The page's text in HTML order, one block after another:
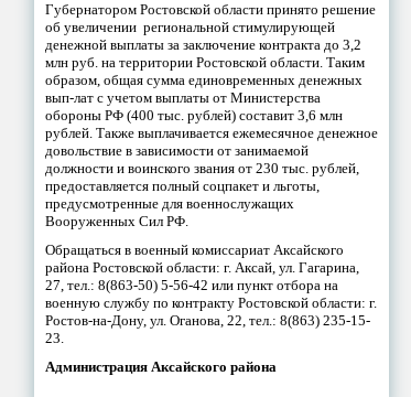
Губернатором Ростовской области принято решение
об увеличении региональной стимулирующей
денежной выплаты за заключение контракта до 3,2
млн руб. на территории Ростовской области. Таким
образом, общая сумма единовременных денежных
вып-лат с учетом выплаты от Министерства
обороны РФ (400 тыс. рублей) составит 3,6 млн
рублей. Также выплачивается ежемесячное денежное
довольствие в зависимости от занимаемой
должности и воинского звания от 230 тыс. рублей,
предоставляется полный соцпакет и льготы,
предусмотренные для военнослужащих
Вооруженных Сил РФ.
Обращаться в военный комиссариат Аксайского
района Ростовской области: г. Аксай, ул. Гагарина,
27, тел.: 8(863-50) 5-56-42 или пункт отбора на
военную службу по контракту Ростовской области: г.
Ростов-на-Дону, ул. Оганова, 22, тел.: 8(863) 235-15-
23.
Администрация Аксайского района